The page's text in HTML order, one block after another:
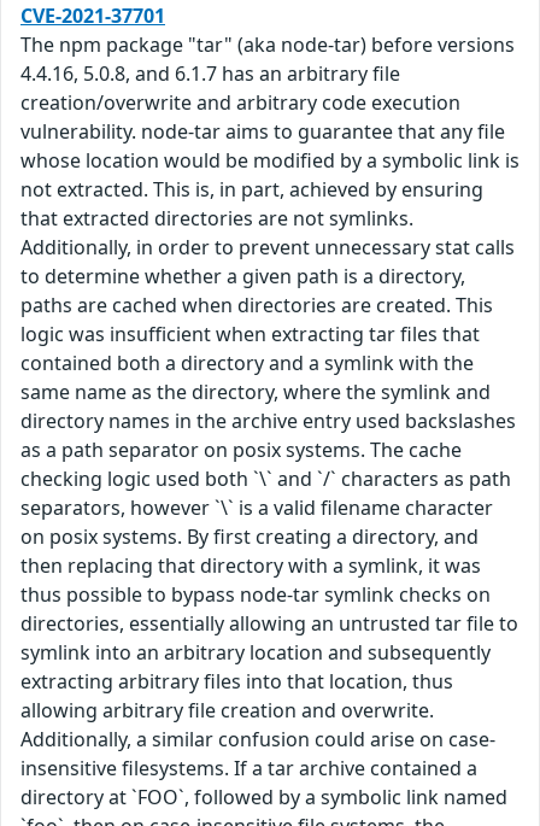
CVE-2021-37701
The npm package "tar" (aka node-tar) before versions
4.4.16, 5.0.8, and 6.1.7 has an arbitrary file
creation/overwrite and arbitrary code execution
vulnerability. node-tar aims to guarantee that any file
whose location would be modified by a symbolic link is
not extracted. This is, in part, achieved by ensuring
that extracted directories are not symlinks.
Additionally, in order to prevent unnecessary stat calls
to determine whether a given path is a directory,
paths are cached when directories are created. This
logic was insufficient when extracting tar files that
contained both a directory and a symlink with the
same name as the directory, where the symlink and
directory names in the archive entry used backslashes
as a path separator on posix systems. The cache
checking logic used both `\` and `/` characters as path
separators, however `\` is a valid filename character
on posix systems. By first creating a directory, and
then replacing that directory with a symlink, it was
thus possible to bypass node-tar symlink checks on
directories, essentially allowing an untrusted tar file to
symlink into an arbitrary location and subsequently
extracting arbitrary files into that location, thus
allowing arbitrary file creation and overwrite.
Additionally, a similar confusion could arise on case-
insensitive filesystems. If a tar archive contained a
directory at `FOO`, followed by a symbolic link named